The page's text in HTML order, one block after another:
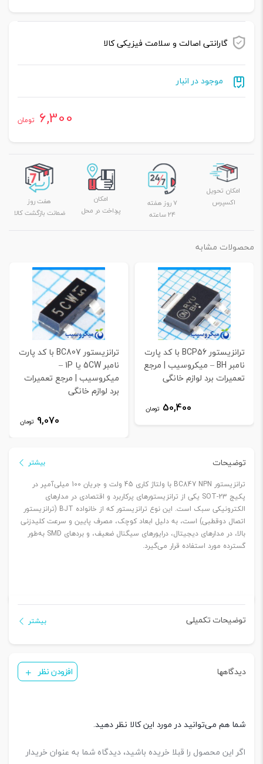
گارانتی اصالت و سلامت فیزیکی کالا
موجود در انبار
6,300 تومان
امکان تحویل
اکسپرس
۷ روز هفته
۲۴ ساعته
امکان
پرداخت در محل
هفت روز
ضمانت بازگشت کالا
محصولات مشابه
ترانزیستور BCP56 با کد پارت
نامبر BH – میکروسیب | مرجع
تعمیرات برد لوازم خانگی
50,400 تومان
ترانزیستور BC807 با کد پارت
نامبر 5CW یا 1P –
میکروسیب | مرجع تعمیرات
برد لوازم خانگی
9,070 تومان
توضیحات
بیشتر
ترانزیستور BC847 NPN با ولتاژ کاری 45 ولت و جریان 100 میلی‌آمپر در
پکیج SOT-23 یکی از ترانزیستورهای پرکاربرد و اقتصادی در مدارهای
الکترونیکی سبک است. این نوع ترانزیستور که از خانواده BJT (ترانزیستور
اتصال دوقطبی) است، به دلیل ابعاد کوچک، مصرف پایین و سرعت کلیدزنی
بالا، در مدارهای دیجیتال، درایورهای سیگنال ضعیف، و بردهای SMD به‌طور
گسترده مورد استفاده قرار می‌گیرد.
توضیحات تکمیلی بیشتر
دیدگاهها افزودن نظر
شما هم می‌توانید در مورد این کالا نظر دهید.
اگر این محصول را قبلا خریده باشید، دیدگاه شما به عنوان خریدار